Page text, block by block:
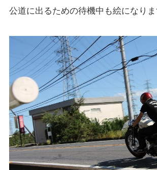
公道に出るための待機中も絵になり